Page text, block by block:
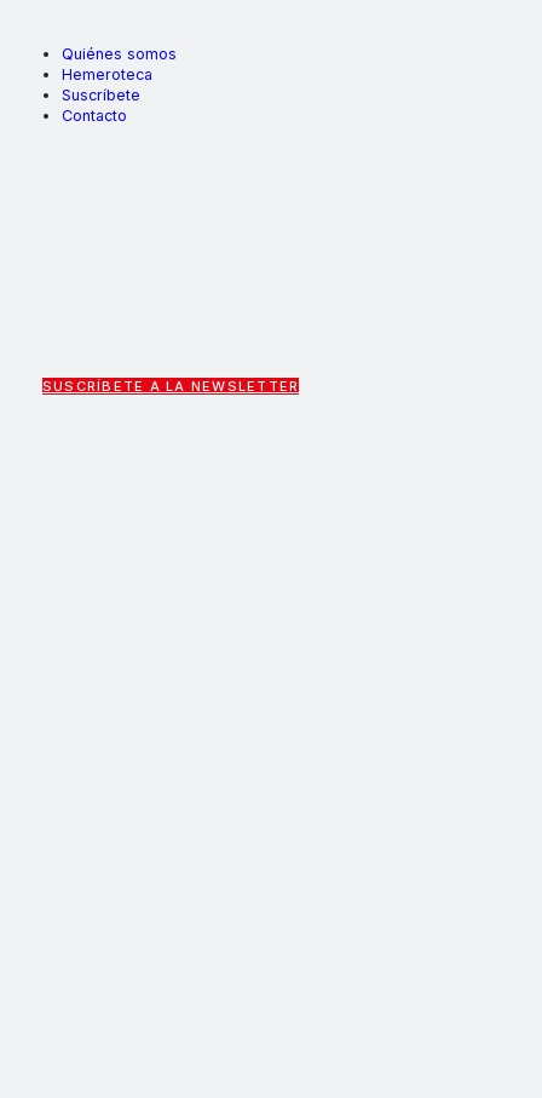
Quiénes somos
Hemeroteca
Suscríbete
Contacto
SUSCRÍBETE A LA NEWSLETTER